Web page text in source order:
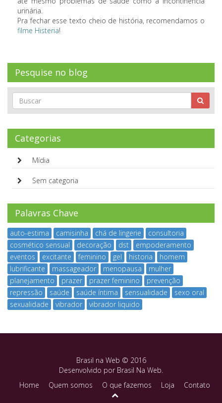
urinária.
Pra fechar esse texto cheio de história, recomendamos o
filme Histeria!
Pesquise no blog
Categorias
Mídia
Sem categoria
Palavras Chave
auto-estima camisinha chá de lingerie
consultoria
cosmético sensual
decoração dst
empoderamento
eventos
excitante feminino gel historia
homem
lubrificante
massageador menopausa
mulher
planejamento
prazer prazer feminino
prevenção
repressão
saúde saúde íntima sensualidade
sexo oral
sexualidade
vibrador vibrador liquido
Brasil na Web © 2016
Desenvolvido por Brasil Na Web.
Home
Quem somos O que fazemos Loja Contato